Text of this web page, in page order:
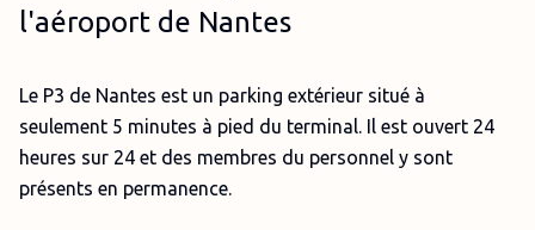
l'aéroport de Nantes
Le P3 de Nantes est un parking extérieur situé à
seulement 5 minutes à pied du terminal. Il est ouvert 24
heures sur 24 et des membres du personnel y sont
présents en permanence.